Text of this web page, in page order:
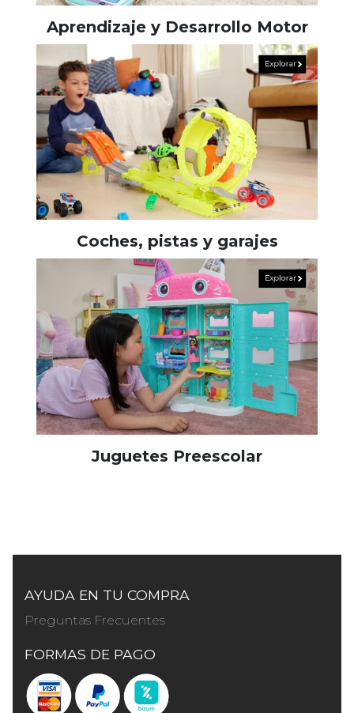
Aprendizaje y Desarrollo Motor
Coches, pistas y garajes
Juguetes Preescolar
AYUDA EN TU COMPRA
Preguntas Frecuentes
FORMAS DE PAGO